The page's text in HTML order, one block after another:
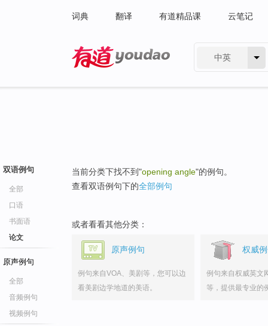
词典 翻译 有道精品课 云笔记
中英
双语例句
全部
口语
书面语
论文
原声例句
全部
音频例句
视频例句
当前分类下找不到"opening angle"的例句。
查看双语例句下的全部例句
或者看看其他分类：
原声例句
例句来自VOA、美剧等，您可以边
看美剧边学地道的美语。
权威
例句来自权威英文
等，提供最专业的